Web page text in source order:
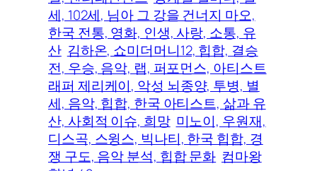
세, 102세, 님아 그 강을 건너지 마오,
한국 전통, 영화, 인생, 사랑, 소통, 유
산 김하온, 쇼미더머니12, 힙합, 결승
전, 우승, 음악, 랩, 퍼포먼스, 아티스트
래퍼 제리케이, 악성 뇌종양, 투병, 별
세, 음악, 힙합, 한국 아티스트, 삶과 유
산, 사회적 이슈, 희망 미노이, 우원재,
디스곡, 스윙스, 빅나티, 한국 힙합, 경
쟁 구도, 음악 분석, 힙합 문화 컴마왕